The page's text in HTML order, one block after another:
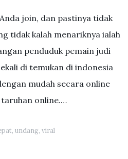
join, dan pastinya tidak
tidak kalah menariknya ialah
penduduk pemain judi
di temukan di indonesia
mudah secara online
taruhan online.…
, undang, viral